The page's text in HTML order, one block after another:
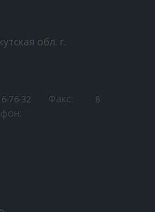
ОГБУСО ЦПД
ОГКУСО СМФЦ г.
ОГКУСО ЦПД г. Ангарск
обл. г.
76-32 Факс:
8